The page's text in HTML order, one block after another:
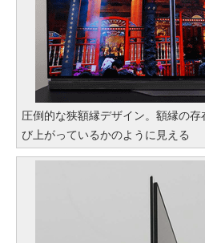
圧倒的な狭額縁デザイン。額縁の
び上がっているかのように見える